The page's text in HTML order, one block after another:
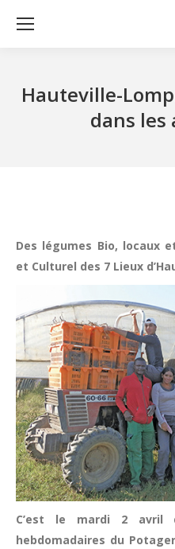
Hauteville-
dans les
Des légumes Bio, locaux
et Culturel des 7 Lieux
C’est le mardi 2 avril
hebdomadaires du